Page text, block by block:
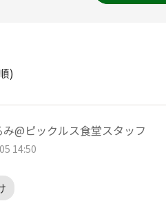
)
@ピックルス食堂スタッフ
14:50